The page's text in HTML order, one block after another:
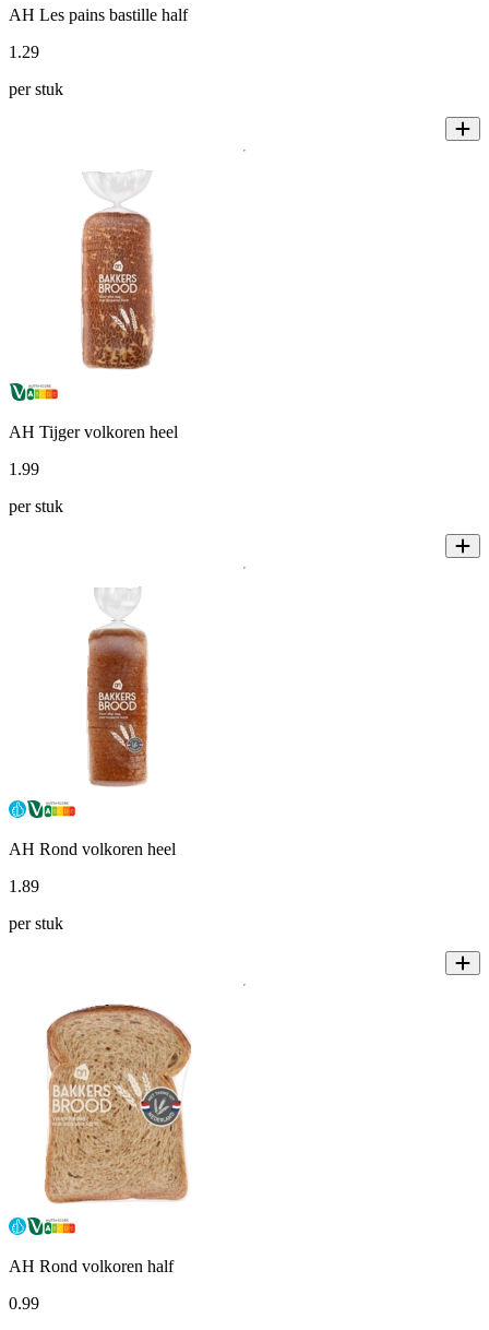
AH Les pains bastille half
1 .29
per stuk
AH Tijger volkoren heel
1 .99
per stuk
AH Rond volkoren heel
1 .89
per stuk
AH Rond volkoren half
0.99